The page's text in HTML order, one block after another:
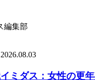
編集部
2026.08.03
ミダス：女性の更